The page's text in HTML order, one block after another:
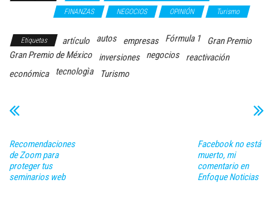
FINANZAS NEGOCIOS OPINIÓN Turismo
Etiquetas artículo autos empresas Fórmula 1
Gran Premio
Gran Premio de México
inversiones negocios
reactivación
económica
tecnologìa Turismo
Recomendaciones
de Zoom para
proteger tus
seminarios web
Facebook no está
muerto, mi
comentario en
Enfoque Noticias